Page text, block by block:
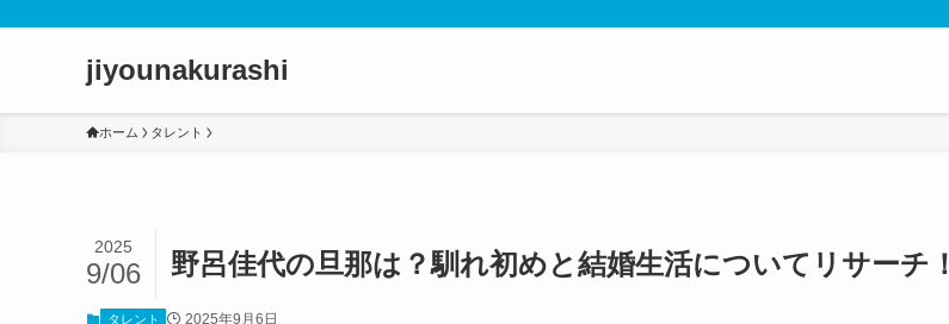
jiyounakurashi
ホーム タレント
野呂佳代の旦那は？馴れ初めと結婚生活についてリサーチ！
2025
9/06
タレント 2025年9月6日